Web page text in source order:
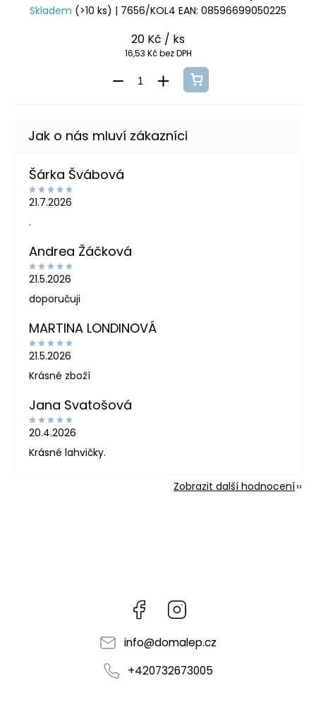
Skladem (>10 ks) | 7656/KOL4 EAN: 08596699050225
20 Kč / ks
16,53 Kč bez DPH
Šárka Švábová
21.7.2026
.
Andrea Žáčková
21.5.2026
doporučuji
MARTINA LONDINOVÁ
21.5.2026
Krásné zboží
Jana Svatošová
20.4.2026
Krásné lahvičky.
Zobrazit další hodnocení
Facebook
info@domalep.cz
+420732673005